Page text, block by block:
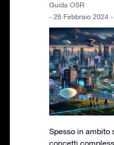
Guida OSR
- 26 Febbraio 2024 -
Spesso in ambito
concetti